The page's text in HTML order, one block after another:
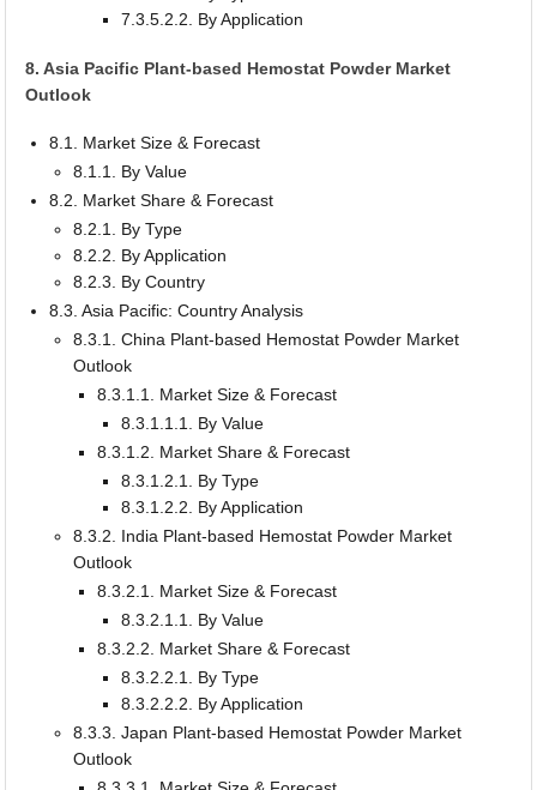
7.3.5.2.2. By Application
8. Asia Pacific Plant-based Hemostat Powder Market
Outlook
8.1. Market Size & Forecast
8.1.1. By Value
8.2. Market Share & Forecast
8.2.1. By Type
8.2.2. By Application
8.2.3. By Country
8.3. Asia Pacific: Country Analysis
8.3.1. China Plant-based Hemostat Powder Market
Outlook
8.3.1.1. Market Size & Forecast
8.3.1.1.1. By Value
8.3.1.2. Market Share & Forecast
8.3.1.2.1. By Type
8.3.1.2.2. By Application
8.3.2. India Plant-based Hemostat Powder Market
Outlook
8.3.2.1. Market Size & Forecast
8.3.2.1.1. By Value
8.3.2.2. Market Share & Forecast
8.3.2.2.1. By Type
8.3.2.2.2. By Application
8.3.3. Japan Plant-based Hemostat Powder Market
Outlook